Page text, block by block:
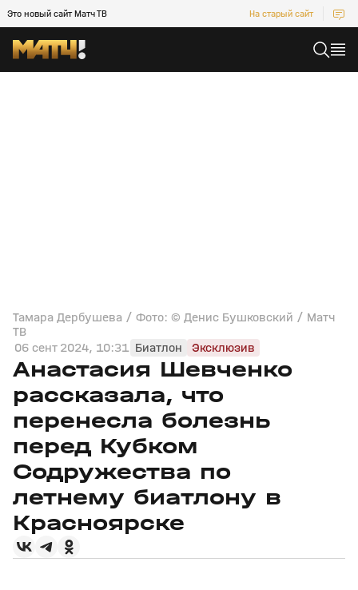
Это новый сайт Матч ТВ На старый сайт
Тамара Дербушева / Фото: © Денис Бушковский / Матч
ТВ
06 сент 2024, 10:31 Биатлон Эксклюзив
Анастасия Шевченко
рассказала, что
перенесла болезнь
перед Кубком
Содружества по
летнему биатлону в
Красноярске